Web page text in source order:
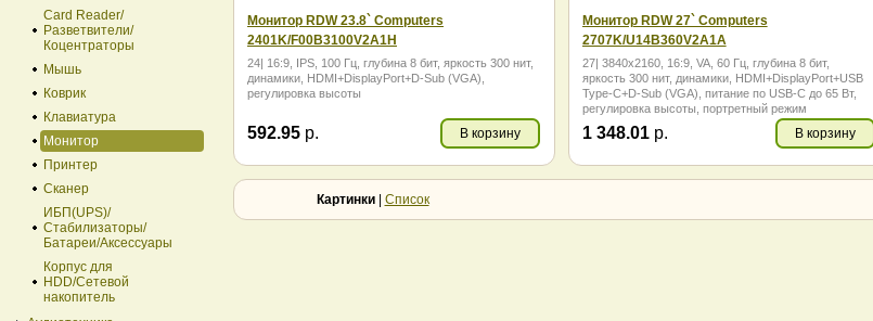
Vandor
Монитор RDW 23.8` Computers
2401K/F00В3100V2A1H
24| 16:9, IPS, 100 Гц, глубина 8 бит, яркость 300 нит,
динамики, HDMI+DisplayPort+D-Sub (VGA),
регулировка высоты
592.95 р. В корзину
Монитор RDW 27` Computers
2707K/U14В360V2A1A
27| 3840x2160, 16:9, VA, 60 Гц, глубина 8 бит,
яркость 300 нит, динамики, HDMI+DisplayPort+USB
Type-C+D-Sub (VGA), питание по USB-C до 65 Вт,
регулировка высоты, портретный режим
1 348.01 р. В корзину
Картинки| Список
Card Reader/
Разветвители/
Коцентраторы
Мышь
Коврик
Клавиатура
Монитор
Принтер
Сканер
ИБП(UPS)/
Стабилизаторы/
Батареи/Аксессуары
Корпус для
HDD/Cетевой
накопитель